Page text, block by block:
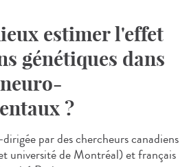
estimer l'effet
génétiques dans
?
par des chercheurs canadiens
université de Montréal) et français